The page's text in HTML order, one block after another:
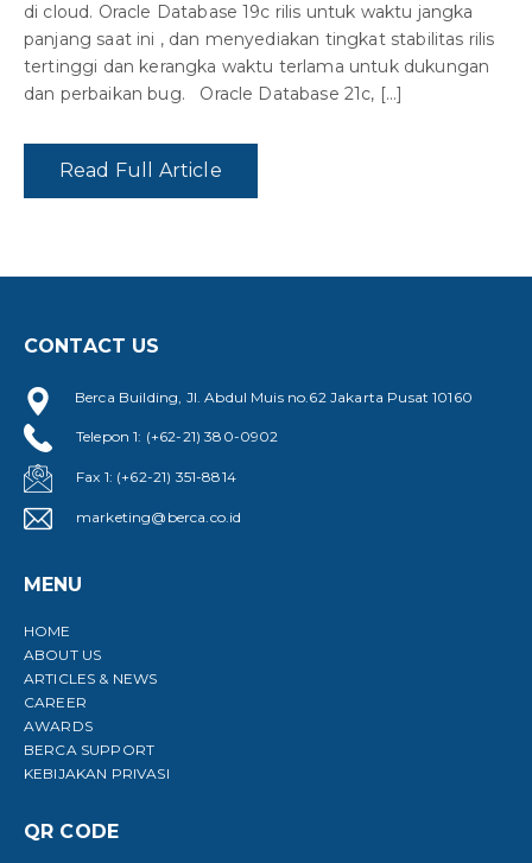
di cloud. Oracle Database 19c rilis untuk waktu jangka
panjang saat ini , dan menyediakan tingkat stabilitas rilis
tertinggi dan kerangka waktu terlama untuk dukungan
dan perbaikan bug. Oracle Database 21c, […]
Read Full Article
CONTACT US
Berca Building, Jl. Abdul Muis no.62 Jakarta Pusat 10160
Telepon 1: (+62-21) 380-0902
Fax 1: (+62-21) 351-8814
marketing@berca.co.id
MENU
HOME
ABOUT US
ARTICLES & NEWS
CAREER
AWARDS
BERCA SUPPORT
KEBIJAKAN PRIVASI
QR CODE